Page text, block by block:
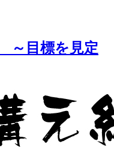
目標を見定